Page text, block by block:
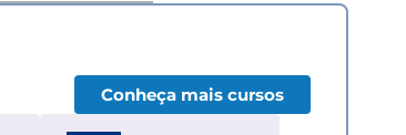
Conheça mais cursos